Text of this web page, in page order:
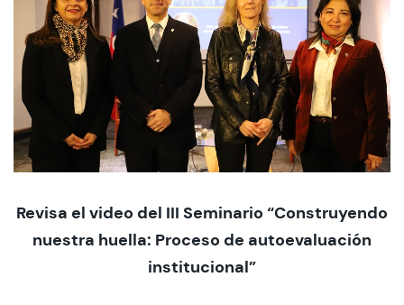
Revisa el video del III Seminario “Construyendo
nuestra huella: Proceso de autoevaluación
institucional”